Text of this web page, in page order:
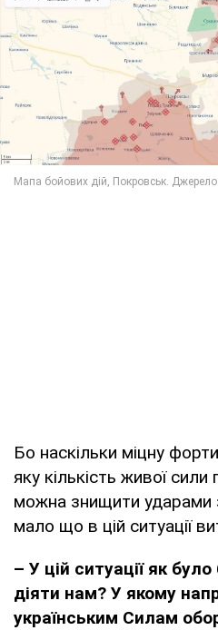
Бо наскільки міцну
яку кількість живої
можна знищити ударами
мало що в цій ситуації
– У цій ситуації як
діяти нам? У якому
українським Силам